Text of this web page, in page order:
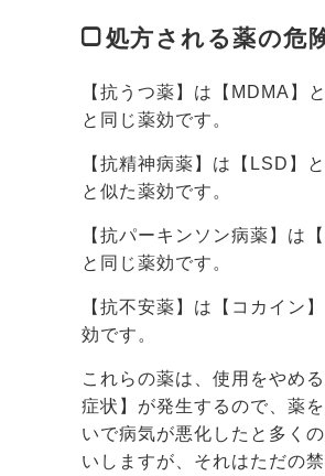
処方される薬の危
【抗うつ薬】は【MDMA】
と同じ薬効です。
【抗精神病薬】は【LSD】
と似た薬効です。
【抗パーキンソン病薬】は【
と同じ薬効です。
【抗不安薬】は【コカイン
効です。
これらの薬は、使用をやめ
症状】が発生するので、薬
いで病気が悪化したと多く
いしますが、それはただの